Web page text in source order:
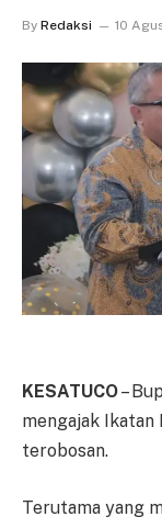
By Redaksi 10
KESATUCO–
mengajak Ikatan
terobosan.
Terutama yang